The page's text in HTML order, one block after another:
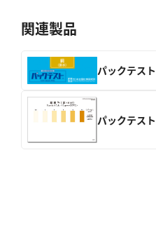
関連製品
パックテス
パックテス
総残留塩素
硫黄
硫化物（硫化水素）